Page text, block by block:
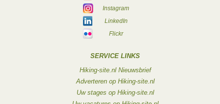
Instagram
LinkedIn
Flickr
SERVICE LINKS
Hiking-site.nl Nieuwsbrief
Adverteren op Hiking-site.nl
Uw stages op Hiking-site.nl